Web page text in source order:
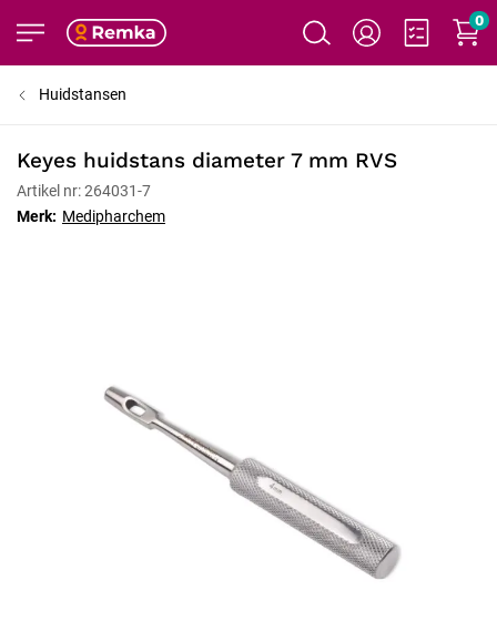
0
Huidstansen
Keyes huidstans diameter 7 mm RVS
Artikel nr: 264031-7
Merk: Medipharchem